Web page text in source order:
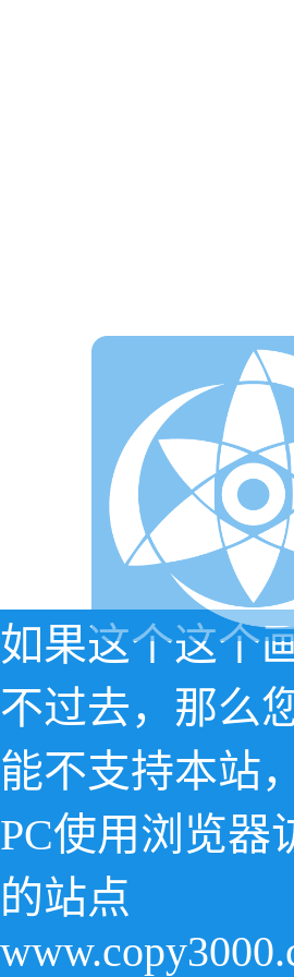
如果这个这个
不过去，那么
能不支持本站
PC使用浏览器
的站点